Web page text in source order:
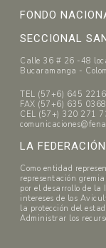
FONDO
SECCIONAL
Calle 36 # 26 -48
Bucaramanga -
TEL (57+6) 645 2216
FAX (57+6) 635 0368
CEL (57+) 320 271
LA FEDERACIÓN
Como entidad
representación
por el desarrollo de
intereses de los
la protección del
Administrar los